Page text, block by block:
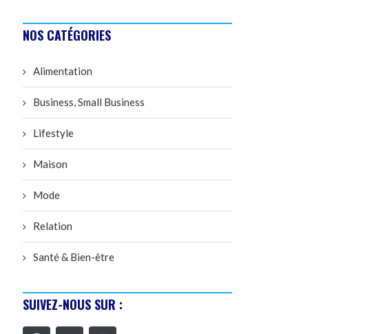
NOS CATÉGORIES
Alimentation
Business, Small Business
Lifestyle
Maison
Mode
Relation
Santé & Bien-être
SUIVEZ-NOUS SUR :